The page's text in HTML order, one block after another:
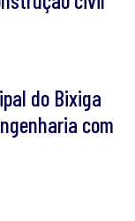
do Bixiga
com